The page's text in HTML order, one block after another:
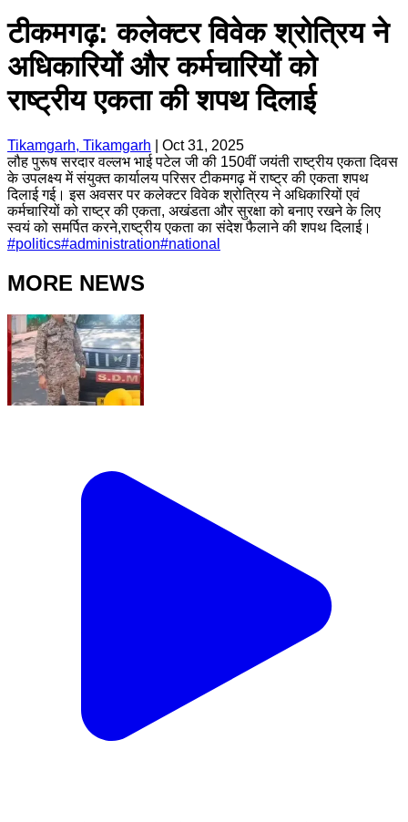
टीकमगढ़: कलेक्टर विवेक श्रोत्रिय ने
अधिकारियों और कर्मचारियों को
राष्ट्रीय एकता की शपथ दिलाई
Tikamgarh, Tikamgarh
Oct 31, 2025
लौह पुरूष सरदार वल्लभ भाई पटेल जी की 150वीं जयंती राष्ट्रीय एकता दिवस
के उपलक्ष्य में संयुक्त कार्यालय परिसर टीकमगढ़ में राष्ट्र की एकता शपथ
दिलाई गई। इस अवसर पर कलेक्टर विवेक श्रोत्रिय ने अधिकारियों एवं
कर्मचारियों को राष्ट्र की एकता, अखंडता और सुरक्षा को बनाए रखने के लिए
स्वयं को समर्पित करने,राष्ट्रीय एकता का संदेश फैलाने की शपथ दिलाई।
#politics#administration#national
MORE NEWS